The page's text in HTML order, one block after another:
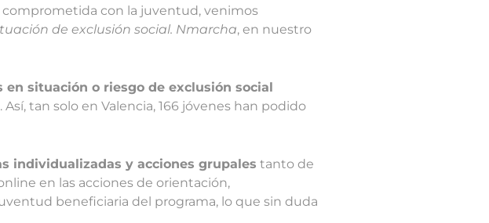
comprometida con la juventud, venimos
de exclusión social. Nmarcha, en nuestro
situación o riesgo de exclusión social
tan solo en Valencia, 166 jóvenes han podido
individualizadas y acciones grupales tanto de
en las acciones de orientación,
beneficiaria del programa, lo que sin duda